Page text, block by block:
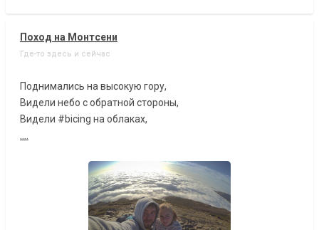
Поход на Монтсени
Где-то здесь и сейчас
Поднимались на высокую гору,
Видели небо с обратной стороны,
Видели #bicing на облаках,